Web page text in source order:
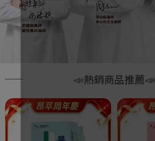
📣熱銷商品推薦📣